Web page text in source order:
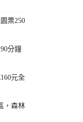
票250
分鐘
元全
，森林